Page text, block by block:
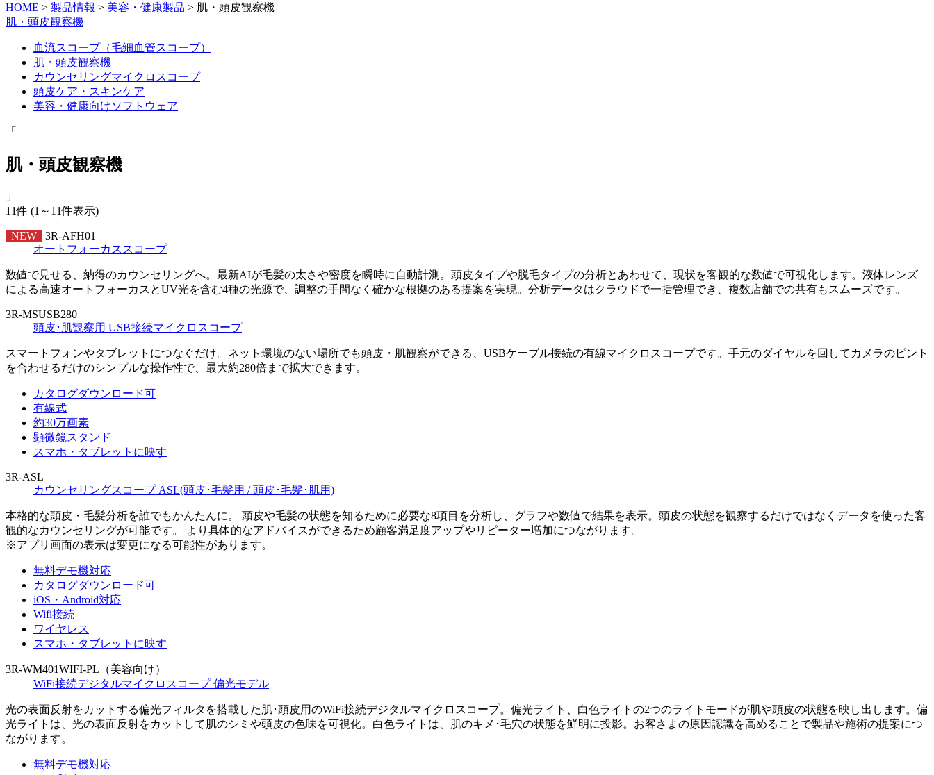
HOME > 製品情報 > 美容・健康製品 > 肌・頭皮観察機
肌・頭皮観察機
血流スコープ（毛細血管スコープ）
肌・頭皮観察機
カウンセリングマイクロスコープ
頭皮ケア・スキンケア
美容・健康向けソフトウェア
「
肌・頭皮観察機
」
11件 (1～11件表示)
NEW
3R-AFH01
オートフォーカススコープ
数値で見せる、納得のカウンセリングへ。最新AIが毛髪の太さや密度を瞬時に自動計測。頭皮タイプや脱毛タイプの分析とあわせて、現状を客観的な数値で可視化します。液体レンズ
による高速オートフォーカスとUV光を含む4種の光源で、調整の手間なく確かな根拠のある提案を実現。分析データはクラウドで一括管理でき、複数店舗での共有もスムーズです。
3R-MSUSB280
頭皮･肌観察用 USB接続マイクロスコープ
スマートフォンやタブレットにつなぐだけ。ネット環境のない場所でも頭皮・肌観察ができる、USBケーブル接続の有線マイクロスコープです。手元のダイヤルを回してカメラのピント
を合わせるだけのシンプルな操作性で、最大約280倍まで拡大できます。
カタログダウンロード可
有線式
約30万画素
顕微鏡スタンド
スマホ・タブレットに映す
3R-ASL
カウンセリングスコープ ASL(頭皮･毛髪用 / 頭皮･毛髪･肌用)
本格的な頭皮・毛髪分析を誰でもかんたんに。 頭皮や毛髪の状態を知るために必要な8項目を分析し、グラフや数値で結果を表示。頭皮の状態を観察するだけではなくデータを使った客
観的なカウンセリングが可能です。 より具体的なアドバイスができるため顧客満足度アップやリピーター増加につながります。
※アプリ画面の表示は変更になる可能性があります。
無料デモ機対応
カタログダウンロード可
iOS・Android対応
Wifi接続
ワイヤレス
スマホ・タブレットに映す
3R-WM401WIFI-PL（美容向け）
WiFi接続デジタルマイクロスコープ 偏光モデル
光の表面反射をカットする偏光フィルタを搭載した肌･頭皮用のWiFi接続デジタルマイクロスコープ。偏光ライト、白色ライトの2つのライトモードが肌や頭皮の状態を映し出します。偏
光ライトは、光の表面反射をカットして肌のシミや頭皮の色味を可視化。白色ライトは、肌のキメ･毛穴の状態を鮮明に投影。お客さまの原因認識を高めることで製品や施術の提案につ
ながります。
無料デモ機対応